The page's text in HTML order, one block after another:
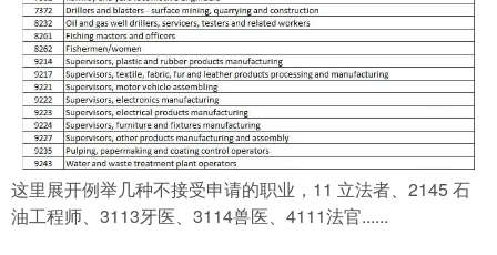
这里展开例举几种不接受申请的职业，11 立法者、2145 石
油工程师、3113牙医、3114兽医、4111法官......